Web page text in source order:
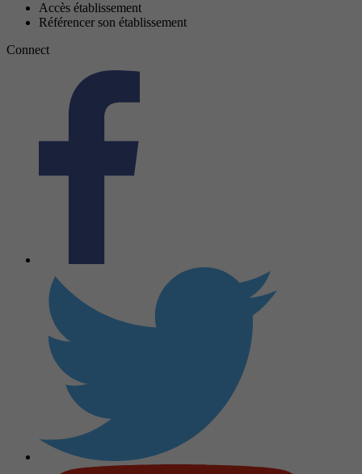
Accès établissement
Référencer son établissement
Connect